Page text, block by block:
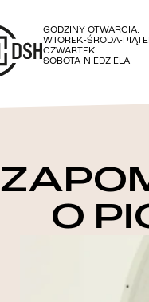
GODZINY OTWARCIA:
WTOREK-ŚRODA-
CZWARTEK
SOBOTA-NIEDZIELA
O